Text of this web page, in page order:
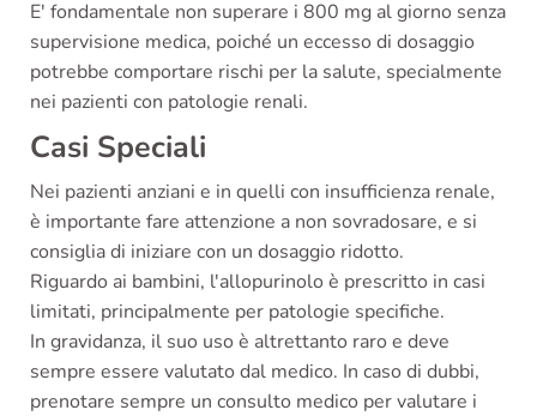
E' fondamentale non superare i 800 mg al giorno senza
supervisione medica, poiché un eccesso di dosaggio
potrebbe comportare rischi per la salute, specialmente
nei pazienti con patologie renali.
Casi Speciali
Nei pazienti anziani e in quelli con insufficienza renale,
è importante fare attenzione a non sovradosare, e si
consiglia di iniziare con un dosaggio ridotto.
Riguardo ai bambini, l'allopurinolo è prescritto in casi
limitati, principalmente per patologie specifiche.
In gravidanza, il suo uso è altrettanto raro e deve
sempre essere valutato dal medico. In caso di dubbi,
prenotare sempre un consulto medico per valutare i